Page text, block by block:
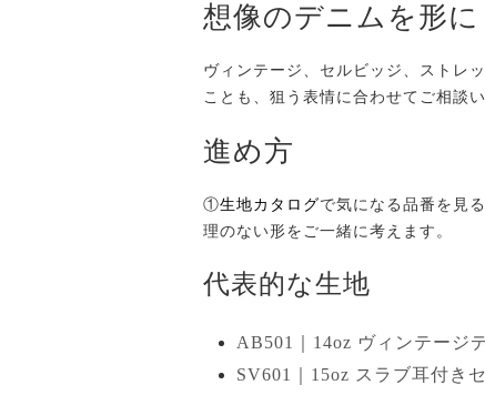
想像のデニムを形
ヴィンテージ、セルビッジ、ストレ
ことも、狙う表情に合わせてご相談
進め方
①生地カタログで気になる品番を
理のない形をご一緒に考えます。
代表的な生地
AB501｜14oz ヴィンテージ
SV601｜15oz スラブ耳付き